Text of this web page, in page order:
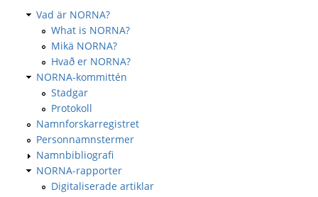
Vad är NORNA?
What is NORNA?
Mikä NORNA?
Hvað er NORNA?
NORNA-kommittén
Stadgar
Protokoll
Namnforskarregistret
Personnamnstermer
Namnbibliografi
NORNA-rapporter
Digitaliserade artiklar